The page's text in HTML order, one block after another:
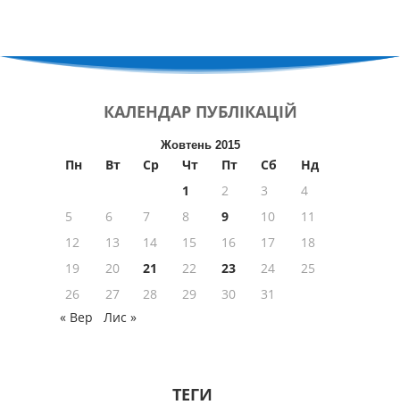
КАЛЕНДАР ПУБЛІКАЦІЙ
Жовтень 2015
Пн Вт Ср Чт Пт Сб
Нд
1
2 3
4
5
6 7 8 9 10
11
12
13 14 15 16 17
18
19
20 21 22 23 24
25
26
27 28 29 30
31
« Вер
Лис »
ТЕГИ